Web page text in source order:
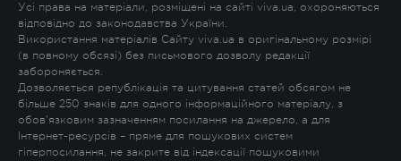
Усі права на матеріали, розміщені на сайті viva.ua, охороняються
відповідно до законодавства України.
Використання матеріалів Сайту viva.ua в оригінальному розмірі
(в повному обсязі) без письмового дозволу редакції
забороняється.
Дозволяється републікація та цитування статей обсягом не
більше 250 знаків для одного інформаційного матеріалу, з
обов'язковим зазначенням посилання на джерело, а для
Інтернет-ресурсів – пряме для пошукових систем
гіперпосилання, не закрите від індексації пошуковими